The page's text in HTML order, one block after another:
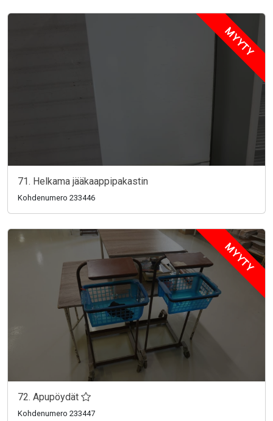
MYYTY
71. Helkama jääkaappipakastin
Kohdenumero 233446
MYYTY
72. Apupöydät
Kohdenumero 233447